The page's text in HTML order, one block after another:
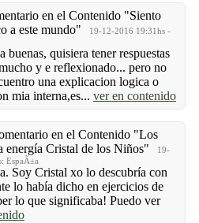
en el Contenido "Siento
a este mundo"
19-12-2016 19:31hs -
buenas, quisiera tener respuestas
y e reflexionado... pero no
una explicacion logica o
mia interna,es... ver en contenido
en el Contenido "Los
energía Cristal de los Niños"
19-
EspaÃ±a
Soy Cristal xo lo descubría con
lo había dicho en ejercicios de
lo que significaba! Puedo ver